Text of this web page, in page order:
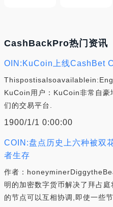
CashBackPro热门资讯
OIN:KuCoin上线CashBet
KuCoin用户：KuCoin非常自豪
们的交易平台.
1900/1/1 0:00:00
COIN:盘点历史上六种被双
者生存
作者：
明的加密数字货币解决了拜占
的节点可以互相协调,即使一些